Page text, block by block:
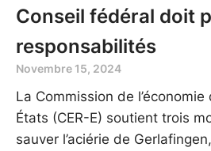
Conseil fédéral doit
responsabilités
Novembre 15, 2024
La Commission de
États (CER-E) soutient trois
sauver l’aciérie de